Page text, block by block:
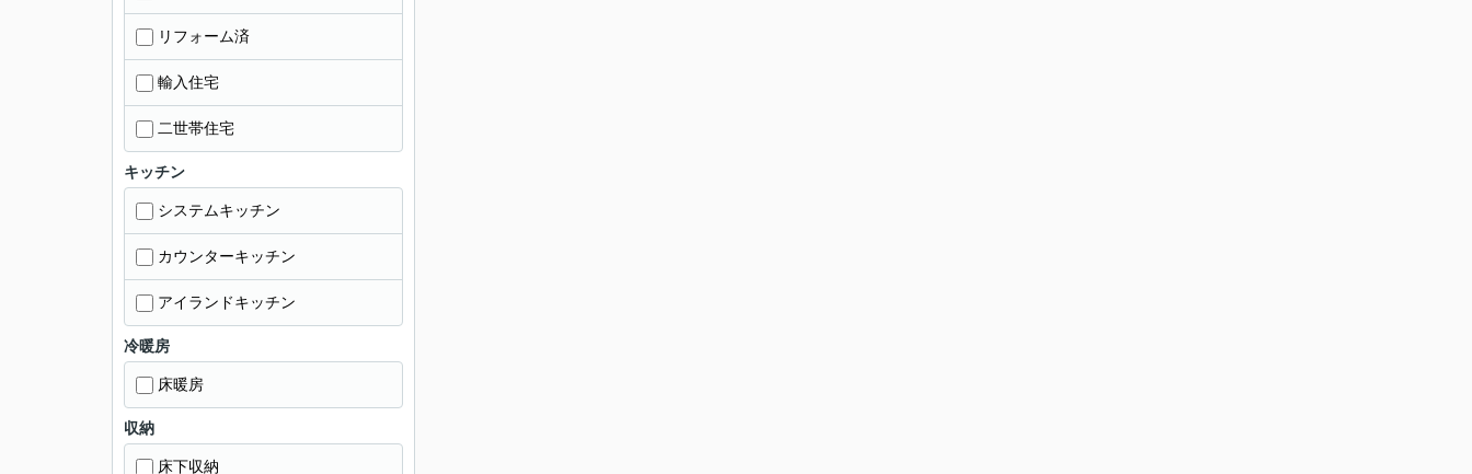
リフォーム済
輸入住宅
二世帯住宅
キッチン
システムキッチン
カウンターキッチン
アイランドキッチン
冷暖房
床暖房
収納
床下収納